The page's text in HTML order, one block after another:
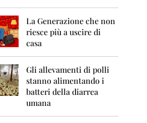
La Generazione che non
riesce più a uscire di
casa
Gli allevamenti di polli
stanno alimentando i
batteri della diarrea
umana